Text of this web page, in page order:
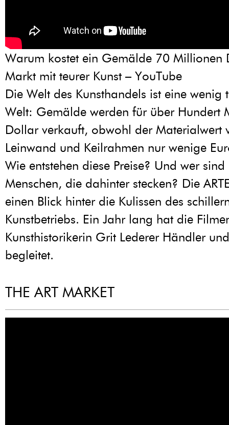
Warum kostet ein Gemälde 70 Millionen
Markt mit teurer Kunst – YouTube
Die Welt des Kunsthandels ist eine wenig
Welt: Gemälde werden für über Hundert
Dollar verkauft, obwohl der Materialwert
Leinwand und Keilrahmen nur wenige
Wie entstehen diese Preise? Und wer sind
Menschen, die dahinter stecken? Die
einen Blick hinter die Kulissen des
Kunstbetriebs. Ein Jahr lang hat die
Kunsthistorikerin Grit Lederer Händler
begleitet.
THE ART MARKET